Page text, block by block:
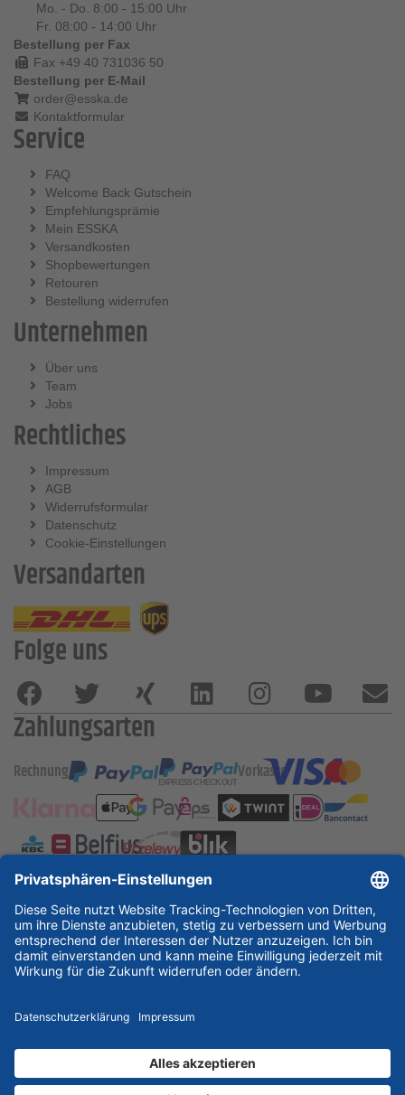
Mo. - Do. 8:00 - 15:00 Uhr
Fr. 08:00 - 14:00 Uhr
Bestellung per Fax
Fax +49 40 731036 50
Bestellung per E-Mail
order@esska.de
Kontaktformular
Service
FAQ
Welcome Back Gutschein
Empfehlungsprämie
Mein ESSKA
Versandkosten
Shopbewertungen
Retouren
Bestellung widerrufen
Unternehmen
Über uns
Team
Jobs
Rechtliches
Impressum
AGB
Widerrufsformular
Datenschutz
Cookie-Einstellungen
Versandarten
Folge uns
Zahlungsarten
Rechnung Vorkasse
ESSKA International
new
new new